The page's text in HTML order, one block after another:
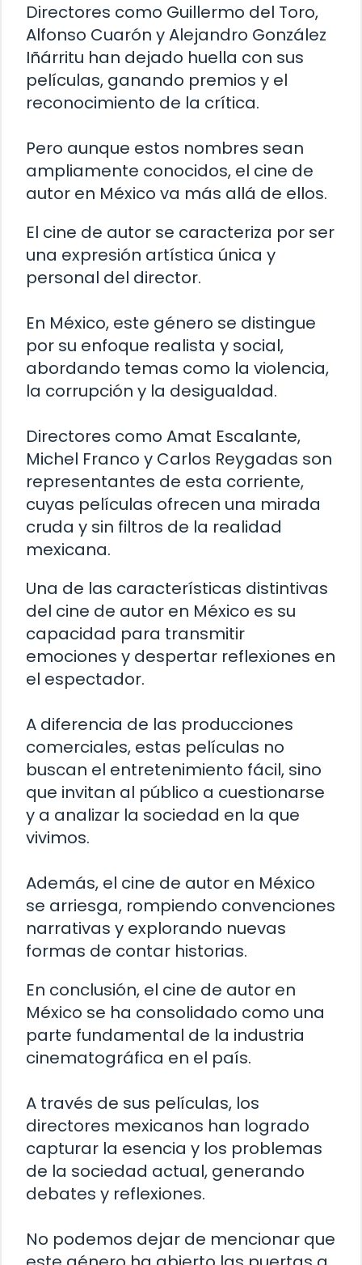
Directores como Guillermo del Toro,
Alfonso Cuarón y Alejandro González
Iñárritu han dejado huella con sus
películas, ganando premios y el
reconocimiento de la crítica.
Pero aunque estos nombres sean
ampliamente conocidos, el cine de
autor en México va más allá de ellos.
El cine de autor se caracteriza por ser
una expresión artística única y
personal del director.
En México, este género se distingue
por su enfoque realista y social,
abordando temas como la violencia,
la corrupción y la desigualdad.
Directores como Amat Escalante,
Michel Franco y Carlos Reygadas son
representantes de esta corriente,
cuyas películas ofrecen una mirada
cruda y sin filtros de la realidad
mexicana.
Una de las características distintivas
del cine de autor en México es su
capacidad para transmitir
emociones y despertar reflexiones en
el espectador.
A diferencia de las producciones
comerciales, estas películas no
buscan el entretenimiento fácil, sino
que invitan al público a cuestionarse
y a analizar la sociedad en la que
vivimos.
Además, el cine de autor en México
se arriesga, rompiendo convenciones
narrativas y explorando nuevas
formas de contar historias.
En conclusión, el cine de autor en
México se ha consolidado como una
parte fundamental de la industria
cinematográfica en el país.
A través de sus películas, los
directores mexicanos han logrado
capturar la esencia y los problemas
de la sociedad actual, generando
debates y reflexiones.
No podemos dejar de mencionar que